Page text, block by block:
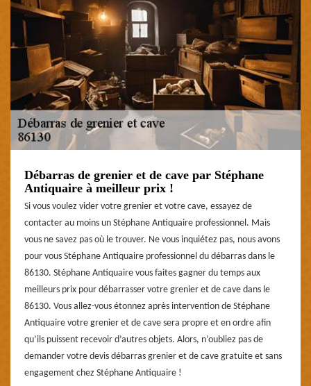
Débarras de grenier et de cave par Stéphane
Antiquaire à meilleur prix !
Si vous voulez vider votre grenier et votre cave, essayez de
contacter au moins un Stéphane Antiquaire professionnel. Mais
vous ne savez pas où le trouver. Ne vous inquiétez pas, nous avons
pour vous Stéphane Antiquaire professionnel du débarras dans le
86130. Stéphane Antiquaire vous faites gagner du temps aux
meilleurs prix pour débarrasser votre grenier et de cave dans le
86130. Vous allez-vous étonnez après intervention de Stéphane
Antiquaire votre grenier et de cave sera propre et en ordre afin
qu’ils puissent recevoir d’autres objets. Alors, n’oubliez pas de
demander votre devis débarras grenier et de cave gratuite et sans
engagement chez Stéphane Antiquaire !